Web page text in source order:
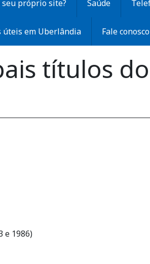
próprio site? Saúde
úteis em Uberlândia Fale conosco
títulos
e 1986)